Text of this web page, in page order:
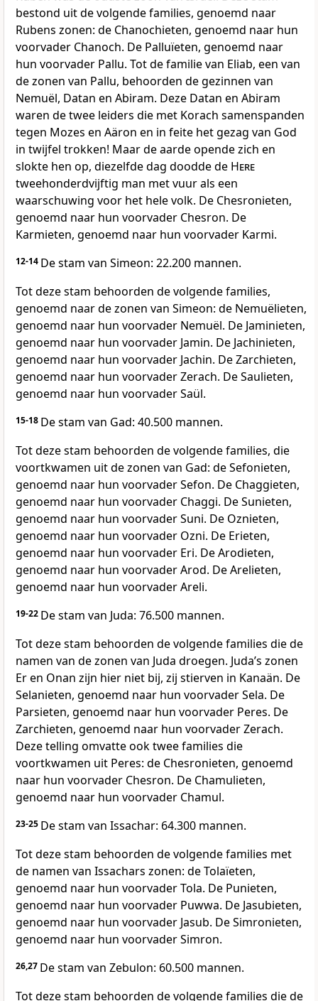
bestond uit de volgende families, genoemd naar
Rubens zonen: de Chanochieten, genoemd naar hun
voorvader Chanoch. De Palluïeten, genoemd naar
hun voorvader Pallu. Tot de familie van Eliab, een van
de zonen van Pallu, behoorden de gezinnen van
Nemuël, Datan en Abiram. Deze Datan en Abiram
waren de twee leiders die met Korach samenspanden
tegen Mozes en Aäron en in feite het gezag van God
in twijfel trokken! Maar de aarde opende zich en
slokte hen op, diezelfde dag doodde de Here
tweehonderdvijftig man met vuur als een
waarschuwing voor het hele volk. De Chesronieten,
genoemd naar hun voorvader Chesron. De
Karmieten, genoemd naar hun voorvader Karmi.
12-14 De stam van Simeon: 22.200 mannen.
Tot deze stam behoorden de volgende families,
genoemd naar de zonen van Simeon: de Nemuëlieten,
genoemd naar hun voorvader Nemuël. De Jaminieten,
genoemd naar hun voorvader Jamin. De Jachinieten,
genoemd naar hun voorvader Jachin. De Zarchieten,
genoemd naar hun voorvader Zerach. De Saulieten,
genoemd naar hun voorvader Saül.
15-18 De stam van Gad: 40.500 mannen.
Tot deze stam behoorden de volgende families, die
voortkwamen uit de zonen van Gad: de Sefonieten,
genoemd naar hun voorvader Sefon. De Chaggieten,
genoemd naar hun voorvader Chaggi. De Sunieten,
genoemd naar hun voorvader Suni. De Oznieten,
genoemd naar hun voorvader Ozni. De Erieten,
genoemd naar hun voorvader Eri. De Arodieten,
genoemd naar hun voorvader Arod. De Arelieten,
genoemd naar hun voorvader Areli.
19-22 De stam van Juda: 76.500 mannen.
Tot deze stam behoorden de volgende families die de
namen van de zonen van Juda droegen. Judaʼs zonen
Er en Onan zijn hier niet bij, zij stierven in Kanaän. De
Selanieten, genoemd naar hun voorvader Sela. De
Parsieten, genoemd naar hun voorvader Peres. De
Zarchieten, genoemd naar hun voorvader Zerach.
Deze telling omvatte ook twee families die
voortkwamen uit Peres: de Chesronieten, genoemd
naar hun voorvader Chesron. De Chamulieten,
genoemd naar hun voorvader Chamul.
23-25 De stam van Issachar: 64.300 mannen.
Tot deze stam behoorden de volgende families met
de namen van Issachars zonen: de Tolaïeten,
genoemd naar hun voorvader Tola. De Punieten,
genoemd naar hun voorvader Puwwa. De Jasubieten,
genoemd naar hun voorvader Jasub. De Simronieten,
genoemd naar hun voorvader Simron.
26,27 De stam van Zebulon: 60.500 mannen.
Tot deze stam behoorden de volgende families die de